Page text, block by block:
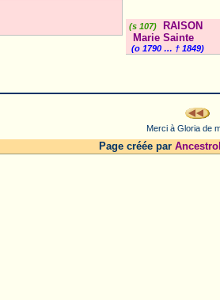
(s 107)
RAISON
Marie Sainte
(o 1790 … † 1849)
Merci à Gloria de
Page créée par